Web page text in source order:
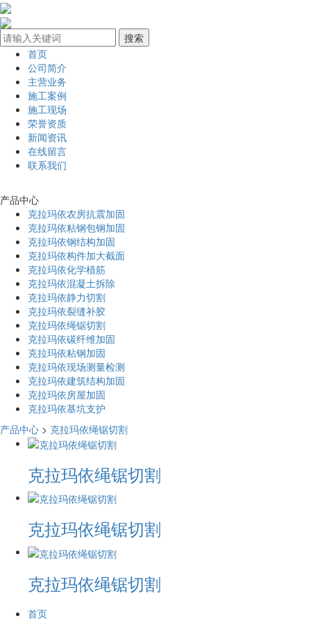
首页
公司简介
主营业务
施工案例
施工现场
荣誉资质
新闻资讯
在线留言
联系我们
产品中心
克拉玛依农房抗震加固
克拉玛依粘钢包钢加固
克拉玛依钢结构加固
克拉玛依构件加大截面
克拉玛依化学植筋
克拉玛依混凝土拆除
克拉玛依静力切割
克拉玛依裂缝补胶
克拉玛依绳锯切割
克拉玛依碳纤维加固
克拉玛依粘钢加固
克拉玛依现场测量检测
克拉玛依建筑结构加固
克拉玛依房屋加固
克拉玛依基坑支护
产品中心 > 克拉玛依绳锯切割
克拉玛依​绳锯切割
克拉玛依绳锯切割
克拉玛依绳锯切割
首页